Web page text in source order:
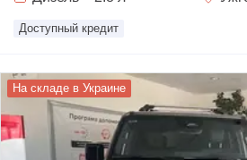
Доступный кредит
На складе в Украине